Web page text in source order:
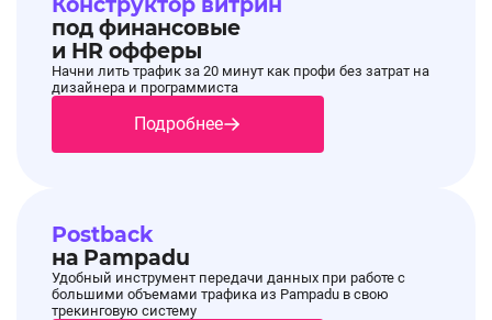
под финансовые
и HR офферы
Начни лить трафик за 20 минут как профи без затрат на
дизайнера и программиста
Подробнее
Postback
на Pampadu
Удобный инструмент передачи данных при работе с
большими объемами трафика из Pampadu в свою
трекинговую систему